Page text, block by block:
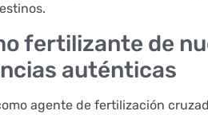
fertilizante de
auténticas
agente de fertilización